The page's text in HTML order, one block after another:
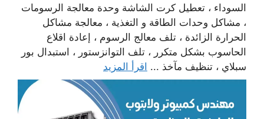
السوداء ، تعطيل كرت الشاشة وحدة معالجة الرسومات
، مشاكل وحدات الطاقة و التغذية ، معالجة مشاكل
الحرارة الزائدة ، تلف معالج الرسوم ، إعادة اقلاع
الحاسوب بشكل متكرر ، تلف التوانزستور ، استبدال بور
سبلاي ، تنظيف مآخذ ... اقرأ المزيد